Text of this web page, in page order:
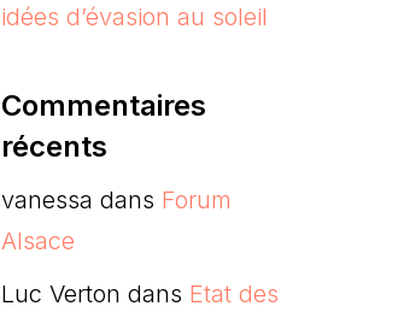
idées d’évasion au soleil
Commentaires
récents
vanessa dans Forum
Alsace
Luc Verton dans Etat des